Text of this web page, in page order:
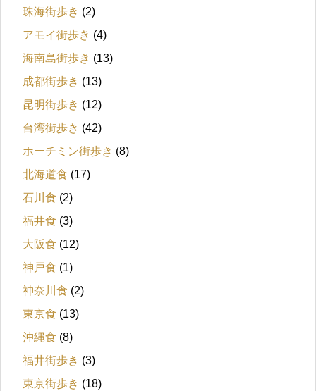
珠海街歩き (2)
アモイ街歩き (4)
海南島街歩き (13)
成都街歩き (13)
昆明街歩き (12)
台湾街歩き (42)
ホーチミン街歩き (8)
北海道食 (17)
石川食 (2)
福井食 (3)
大阪食 (12)
神戸食 (1)
神奈川食 (2)
東京食 (13)
沖縄食 (8)
福井街歩き (3)
東京街歩き (18)